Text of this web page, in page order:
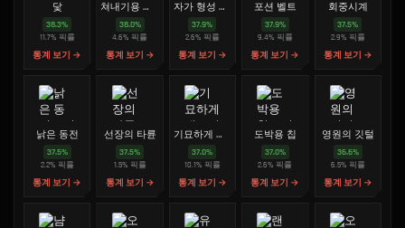
닻
38.3%
11.7% 픽률
통계 보기 →
쳐내기용 방패
38.0%
4.6%픽률
통계 보기 →
자가 형성 점토
37.9%
2.6% 픽률
통계 보기 →
포션 벨트
37.9%
9.4% 픽률
통계 보기 →
회중시계
37.5%
2.9% 픽률
통계 보기 →
낡은 동전
37.5%
2.2% 픽률
통계 보기 →
선장의 타륜
37.5%
1.5% 픽률
통계 보기 →
기묘하게 매끄러운 돌
37.0%
10.1% 픽률
통계 보기 →
도박용 칩
37.0%
2.6%픽률
통계 보기 →
영원의 깃털
36.6%
6.5% 픽률
통계 보기 →